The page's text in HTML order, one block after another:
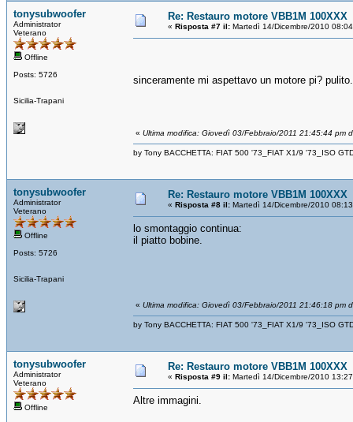
tonysubwoofer
Administrator
Veterano
Offline
Posts: 5726
Sicilia-Trapani
Re: Restauro motore VBB1M 100XXX
« Risposta #7 il: Martedì 14/Dicembre/2010
sinceramente mi aspettavo un motore pi?
« Ultima modifica: Giovedì 03/Febbraio/2011 21:45:44 pm
by Tony BACCHETTA: FIAT 500 '73_FIAT X1/9 '73_ISO
tonysubwoofer
Administrator
Veterano
Offline
Posts: 5726
Sicilia-Trapani
Re: Restauro motore VBB1M 100XXX
« Risposta #8 il: Martedì 14/Dicembre/2010
lo smontaggio continua:
il piatto bobine.
« Ultima modifica: Giovedì 03/Febbraio/2011 21:46:18 pm
by Tony BACCHETTA: FIAT 500 '73_FIAT X1/9 '73_ISO
tonysubwoofer
Administrator
Veterano
Offline
Re: Restauro motore VBB1M 100XXX
« Risposta #9 il: Martedì 14/Dicembre/2010
Altre immagini.